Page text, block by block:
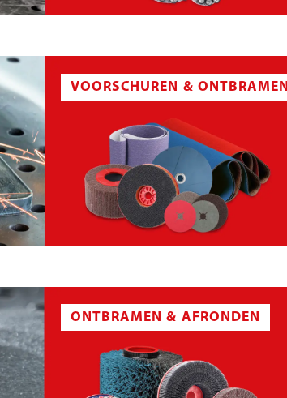
VOORSCHUREN & ONTBRAMEN
ONTBRAMEN & AFRONDEN